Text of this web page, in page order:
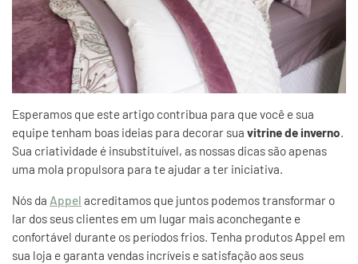
Esperamos que este artigo contribua para que você e sua
equipe tenham boas ideias para decorar sua vitrine de inverno.
Sua criatividade é insubstituível, as nossas dicas são apenas
uma mola propulsora para te ajudar a ter iniciativa.
Nós da Appel acreditamos que juntos podemos transformar o
lar dos seus clientes em um lugar mais aconchegante e
confortável durante os períodos frios. Tenha produtos Appel em
sua loja e garanta vendas incríveis e satisfação aos seus